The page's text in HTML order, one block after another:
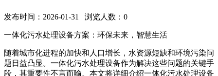
发布时间：2026-01-31 浏览人数： 0
一体化污水处理设备方案：环保未来，智慧生活
随着城市化进程的加快和人口增长，水资源短缺和环境污染问
题日益凸显。一体化污水处理设备作为解决这些问题的关键手
段，其重要性不言而喻。本文将详细介绍一体化污水处理设备